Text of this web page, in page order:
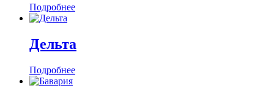
Подробнее
Дельта
Подробнее